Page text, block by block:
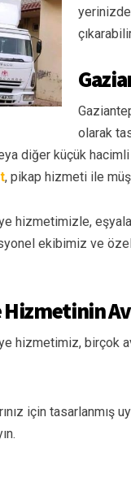
olarak
diğer küçük hacimli
, pikap hizmeti ile
hizmetimizle,
ekibimiz ve özel
hizmetimiz, birçok
için tasarlanmış